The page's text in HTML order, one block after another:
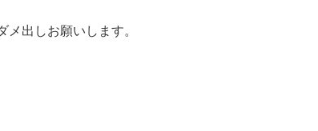
出しお願いします。